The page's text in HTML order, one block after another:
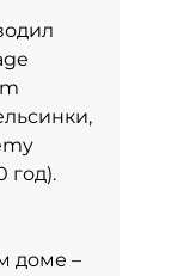
год).
доме –